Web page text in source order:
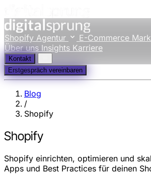
Shopify Agentur E-Commerce
Über uns Insights Karriere
Kontakt
Erstgespräch vereinbaren
Blog
/
Shopify
Shopify
Shopify einrichten, optimieren und
Apps und Best Practices für deinen